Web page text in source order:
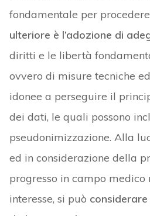
fondamentale per
ulteriore è l’adozione di
diritti e le libertà
ovvero di misure tecniche
idonee a perseguire il
dei dati, le quali possono
pseudonimizzazione. Alla
ed in considerazione della
progresso in campo medico
interesse, si può